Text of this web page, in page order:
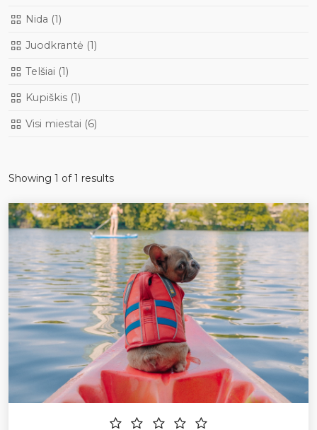
Nida (1)
Juodkrantė (1)
Telšiai (1)
Kupiškis (1)
Visi miestai (6)
Showing 1 of 1 results